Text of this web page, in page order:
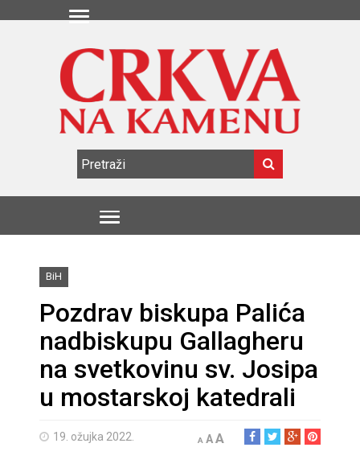
BiH
Pozdrav biskupa Palića
nadbiskupu Gallagheru
na svetkovinu sv. Josipa
u mostarskoj katedrali
19. ožujka 2022. A AA